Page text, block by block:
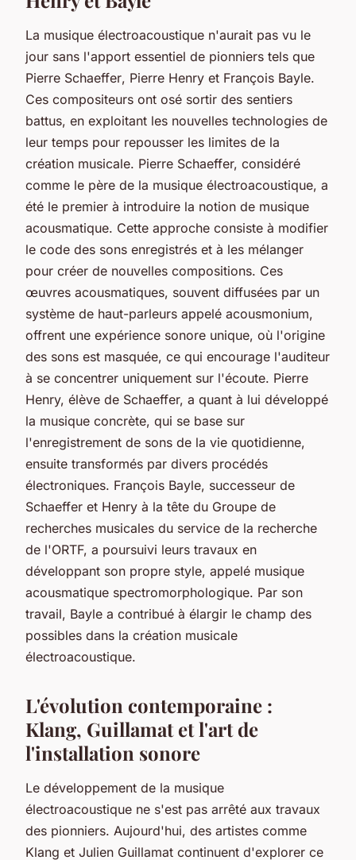
La musique électroacoustique n'aurait pas vu le
jour sans l'apport essentiel de pionniers tels que
Pierre Schaeffer, Pierre Henry et François Bayle.
Ces compositeurs ont osé sortir des sentiers
battus, en exploitant les nouvelles technologies de
leur temps pour repousser les limites de la
création musicale. Pierre Schaeffer, considéré
comme le père de la musique électroacoustique, a
été le premier à introduire la notion de musique
acousmatique. Cette approche consiste à modifier
le code des sons enregistrés et à les mélanger
pour créer de nouvelles compositions. Ces
œuvres acousmatiques, souvent diffusées par un
système de haut-parleurs appelé acousmonium,
offrent une expérience sonore unique, où l'origine
des sons est masquée, ce qui encourage l'auditeur
à se concentrer uniquement sur l'écoute. Pierre
Henry, élève de Schaeffer, a quant à lui développé
la musique concrète, qui se base sur
l'enregistrement de sons de la vie quotidienne,
ensuite transformés par divers procédés
électroniques. François Bayle, successeur de
Schaeffer et Henry à la tête du Groupe de
recherches musicales du service de la recherche
de l'ORTF, a poursuivi leurs travaux en
développant son propre style, appelé musique
acousmatique spectromorphologique. Par son
travail, Bayle a contribué à élargir le champ des
possibles dans la création musicale
électroacoustique.
L'évolution contemporaine :
Klang, Guillamat et l'art de
l'installation sonore
Le développement de la musique
électroacoustique ne s'est pas arrêté aux travaux
des pionniers. Aujourd'hui, des artistes comme
Klang et Julien Guillamat continuent d'explorer ce